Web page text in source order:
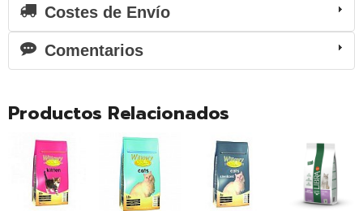
Costes de Envío
Comentarios
Productos Relacionados